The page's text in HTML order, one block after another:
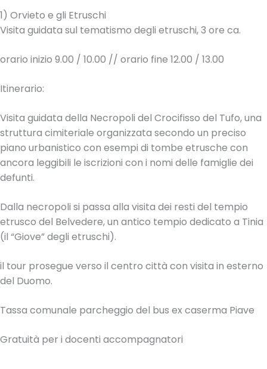
1) Orvieto e gli Etruschi
Visita guidata sul tematismo degli etruschi, 3 ore ca.
orario inizio 9.00 / 10.00 // orario fine 12.00 / 13.00
Itinerario:
Visita guidata della Necropoli del Crocifisso del Tufo, una
struttura cimiteriale organizzata secondo un preciso
piano urbanistico con esempi di tombe etrusche con
ancora leggibili le iscrizioni con i nomi delle famiglie dei
defunti.
Dalla necropoli si passa alla visita dei resti del tempio
etrusco del Belvedere, un antico tempio dedicato a Tinia
(il “Giove” degli etruschi).
il tour prosegue verso il centro città con visita in esterno
del Duomo.
Tassa comunale parcheggio del bus ex caserma Piave
Gratuità per i docenti accompagnatori